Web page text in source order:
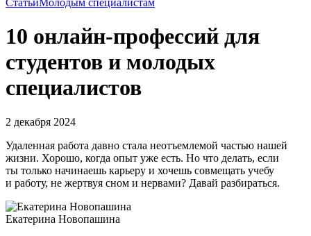
СтатьиМолодым специалистам
10 онлайн-профессий для
студентов и молодых
специалистов
2 декабря 2024
Удаленная работа давно стала неотъемлемой частью нашей
жизни. Хорошо, когда опыт уже есть. Но что делать, если
ты только начинаешь карьеру и хочешь совмещать учебу
и работу, не жертвуя сном и нервами? Давай разбираться.
Екатерина Новопашина